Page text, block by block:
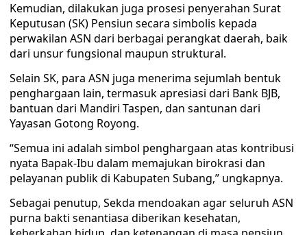
Kemudian, dilakukan juga prosesi penyerahan Surat
Keputusan (SK) Pensiun secara simbolis kepada
perwakilan ASN dari berbagai perangkat daerah, baik
dari unsur fungsional maupun struktural.
Selain SK, para ASN juga menerima sejumlah bentuk
penghargaan lain, termasuk apresiasi dari Bank BJB,
bantuan dari Mandiri Taspen, dan santunan dari
Yayasan Gotong Royong.
“Semua ini adalah simbol penghargaan atas kontribusi
nyata Bapak-Ibu dalam memajukan birokrasi dan
pelayanan publik di Kabupaten Subang,” ungkapnya.
Sebagai penutup, Sekda mendoakan agar seluruh ASN
purna bakti senantiasa diberikan kesehatan,